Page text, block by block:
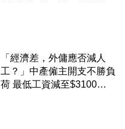
「經濟差，外傭應否減人
工？」中產僱主開支不勝負
荷 最低工資減至$3100蚊